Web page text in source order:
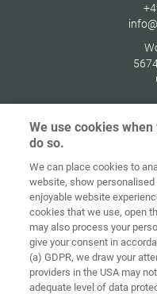
Indítóképernyő
Általános
Üzleti
Feltételek
We use cookies
do so.
We can place cookies to
website, show
enjoyable website
cookies that we use, open
may also process your
give your consent in
(a) GDPR, we draw your
providers in the USA may
adequate level of data